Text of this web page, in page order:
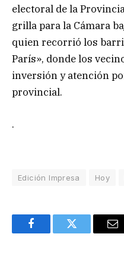
electoral de la
grilla para la Cámara
quien recorrió los
París», donde los
inversión y atención
provincial.
.
Edición Impresa Hoy
FacebookTwitter